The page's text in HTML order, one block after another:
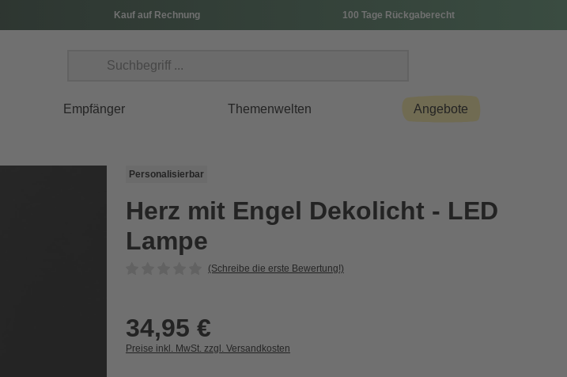
Kauf auf Rechnung 100 Tage Rückgaberecht
Empfänger Themenwelten Angebote
Personalisierbar
Herz mit Engel Dekolicht - LED
Lampe
(Schreibe die erste Bewertung!)
34,95 €
Preise inkl. MwSt. zzgl. Versandkosten